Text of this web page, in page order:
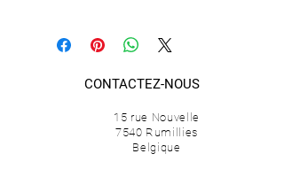
50 cm / 19,7 in
PROFONDEUR –4 cm / 1,6 in
MATÉRIAUX –aluminium peint à la
2019
CONTACTEZ-NOUS
15 rue Nouvelle
7540 Rumillies
Belgique